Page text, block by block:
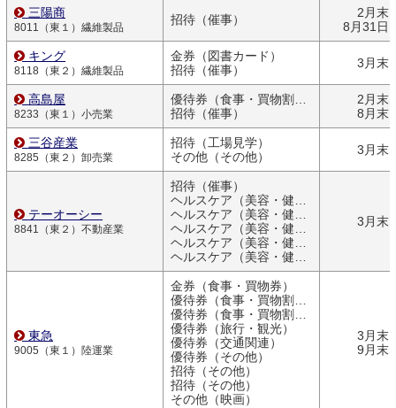
三陽商
8011（東１）繊維製品
招待（催事）
2月末
8月31日
キング
8118（東２）繊維製品
金券（図書カード）
招待（催事）
3月末
高島屋
8233（東１）小売業
優待券（食事・買物割引券）
招待（催事）
2月末
8月末
三谷産業
8285（東２）卸売業
招待（工場見学）
その他（その他）
3月末
テーオーシー
8841（東２）不動産業
招待（催事）
ヘルスケア（美容・健康関連商品）
ヘルスケア（美容・健康関連商品）
ヘルスケア（美容・健康関連商品）
ヘルスケア（美容・健康関連商品）
ヘルスケア（美容・健康関連商品）
3月末
東急
9005（東１）陸運業
金券（食事・買物券）
優待券（食事・買物割引券）
優待券（食事・買物割引券）
優待券（旅行・観光）
優待券（交通関連）
優待券（その他）
招待（その他）
招待（その他）
その他（映画）
3月末
9月末